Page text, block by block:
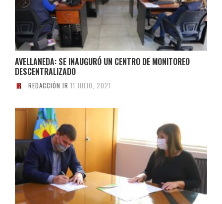
AVELLANEDA: SE INAUGURÓ UN CENTRO DE MONITOREO
DESCENTRALIZADO
REDACCIÓN IR 11 JULIO, 2021